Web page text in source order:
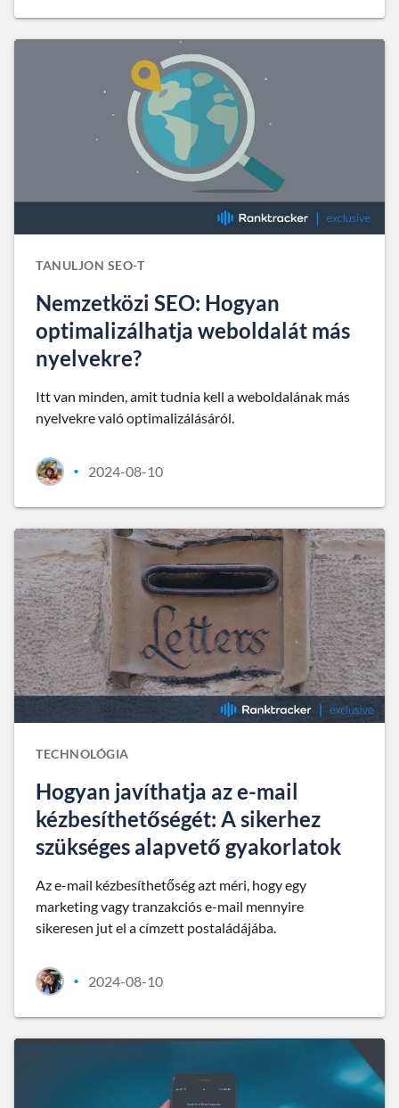
TANULJON SEO-T
Nemzetközi SEO: Hogyan
optimalizálhatja weboldalát más
nyelvekre?
Itt van minden, amit tudnia kell a weboldalának más
nyelvekre való optimalizálásáról.
• 2024-08-10
TECHNOLÓGIA
Hogyan javíthatja az e-mail
kézbesíthetőségét: A sikerhez
szükséges alapvető gyakorlatok
Az e-mail kézbesíthetőség azt méri, hogy egy
marketing vagy tranzakciós e-mail mennyire
sikeresen jut el a címzett postaládájába.
• 2024-08-10